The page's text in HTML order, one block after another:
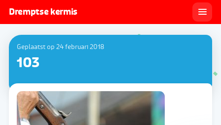
Dremptse kermis
Geplaatst op 24 februari 2018
103